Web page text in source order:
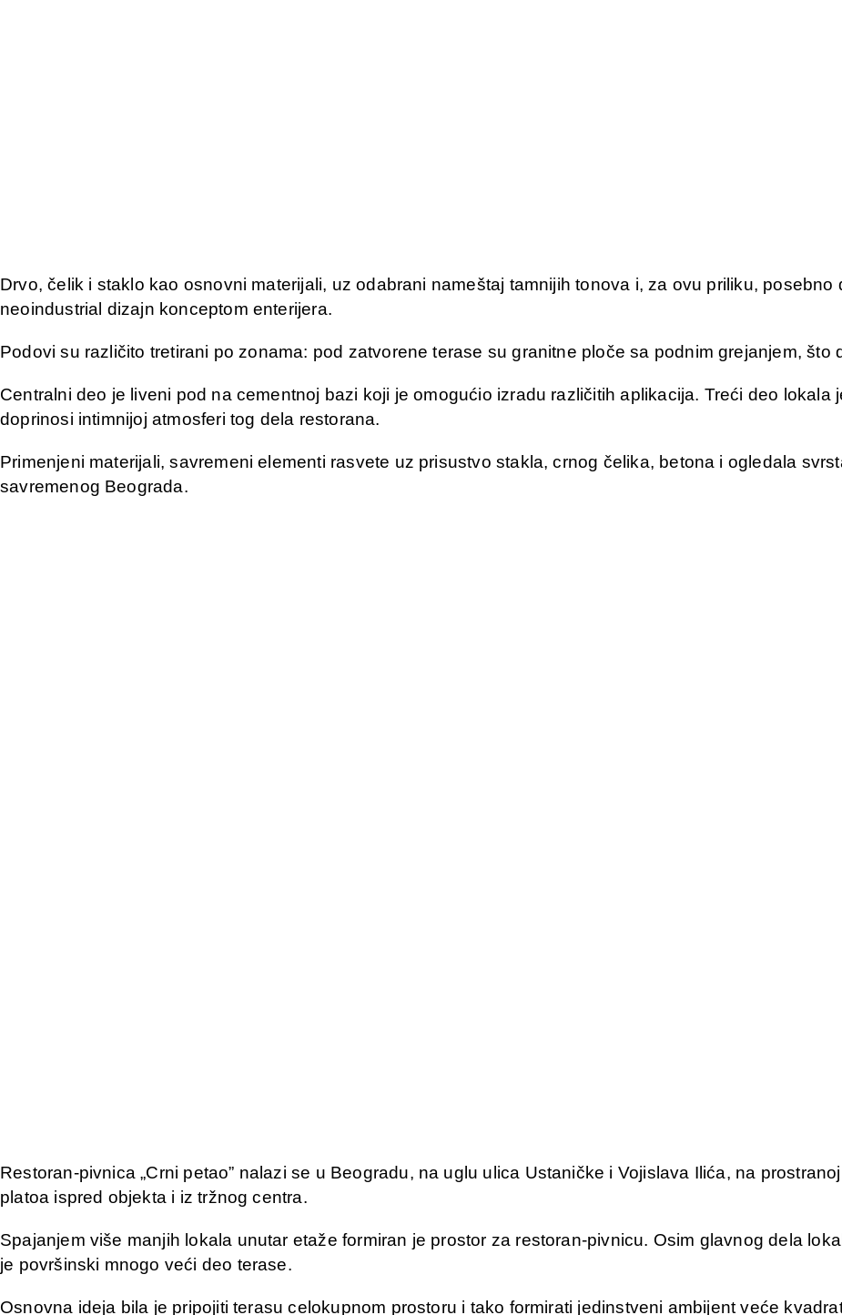
Drvo, čelik i staklo kao osnovni materijali, uz odabrani nameštaj tamnijih tonova i, za ovu priliku,
neoindustrial dizajn konceptom enterijera.
Podovi su različito tretirani po zonama: pod zatvorene terase su granitne ploče sa podnim grejanjem,
Centralni deo je liveni pod na cementnoj bazi koji je omogućio izradu različitih aplikacija. Treći deo
doprinosi intimnijoj atmosferi tog dela restorana.
Primenjeni materijali, savremeni elementi rasvete uz prisustvo stakla, crnog čelika, betona i ogledala
savremenog Beograda.
Restoran-pivnica „Crni petao” nalazi se u Beogradu, na uglu ulica Ustaničke i Vojislava Ilića, na
platoa ispred objekta i iz tržnog centra.
Spajanjem više manjih lokala unutar etaže formiran je prostor za restoran-pivnicu. Osim glavnog dela
je površinski mnogo veći deo terase.
Osnovna ideja bila je pripojiti terasu celokupnom prostoru i tako formirati jedinstveni ambijent veće